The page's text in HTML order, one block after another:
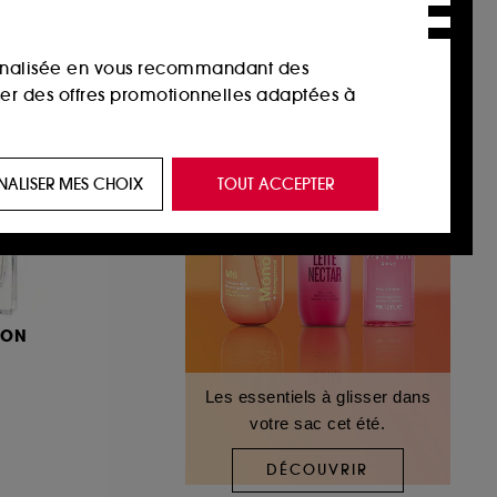
Les essentiels à glisser dans
votre sac cet été.
DÉCOUVRIR
en vous recommandant des
des offres promotionnelles adaptées à
vous plaire via des publicités, y compris
navigation sur notre site afin d’en
fraudes aux moyens de paiement et les
du site, tel que les cookies
d’accéder à votre compte lors
TOUT ACCEPTER
MES CHOIX